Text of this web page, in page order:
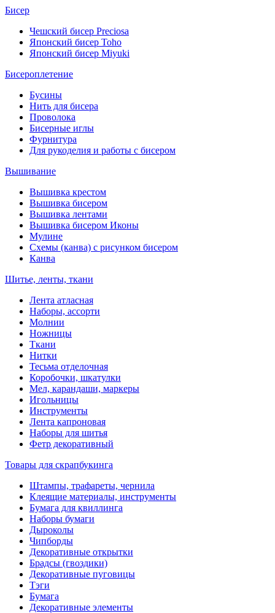
Бисер
Чешский бисер Preciosa
Японский бисер Toho
Японский бисер Miyuki
Бисероплетение
Бусины
Нить для бисера
Проволока
Бисерные иглы
Фурнитура
Для рукоделия и работы с бисером
Вышивание
Вышивка крестом
Вышивка бисером
Вышивка лентами
Вышивка бисером Иконы
Мулине
Схемы (канва) с рисунком бисером
Канва
Шитье, ленты, ткани
Лента атласная
Наборы, ассорти
Молнии
Ножницы
Ткани
Нитки
Тесьма отделочная
Коробочки, шкатулки
Мел, карандаши, маркеры
Игольницы
Инструменты
Лента капроновая
Наборы для шитья
Фетр декоративный
Товары для скрапбукинга
Штампы, трафареты, чернила
Клеящие материалы, инструменты
Бумага для квиллинга
Наборы бумаги
Дыроколы
Чипборды
Декоративные открытки
Брадсы (гвоздики)
Декоративные пуговицы
Тэги
Бумага
Декоративные элементы